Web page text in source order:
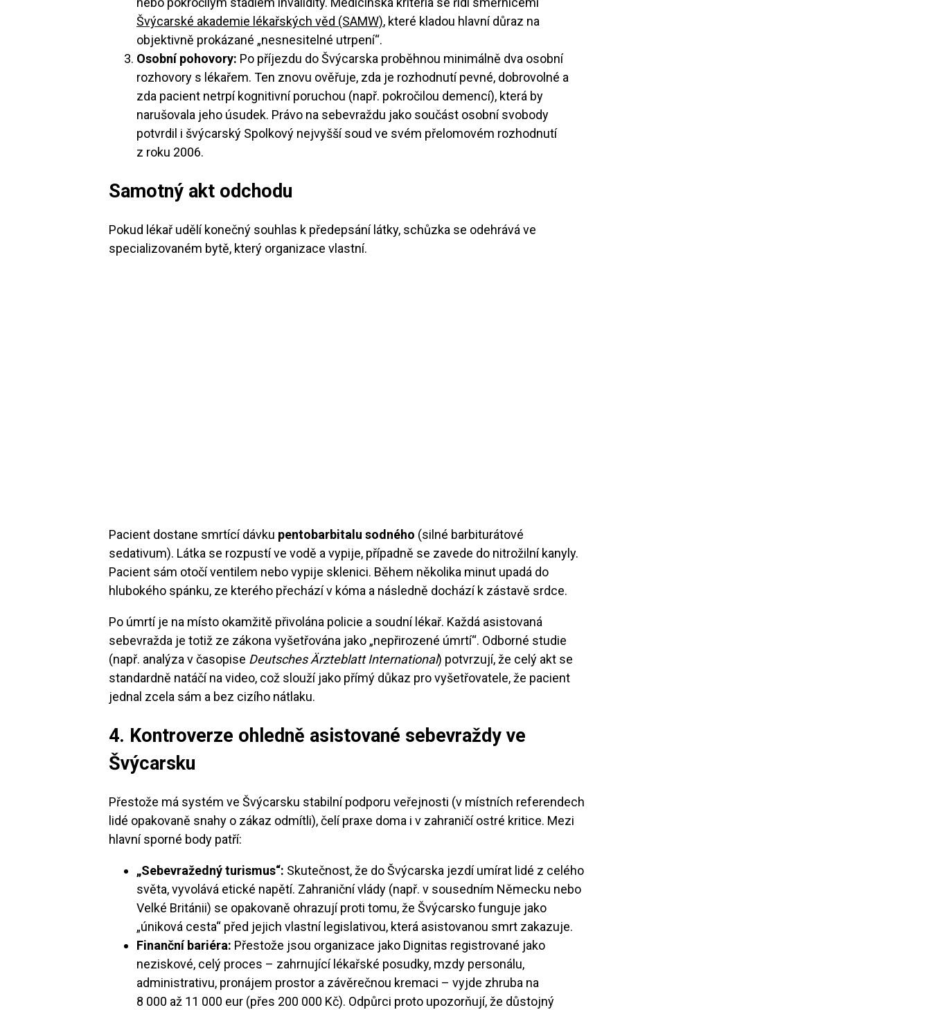
Švýcarské akademie lékařských věd (SAMW), které kladou hlavní důraz na
objektivně prokázané „nesnesitelné utrpení“.
Osobní pohovory: Po příjezdu do Švýcarska proběhnou minimálně dva osobní
rozhovory s lékařem. Ten znovu ověřuje, zda je rozhodnutí pevné, dobrovolné a
zda pacient netrpí kognitivní poruchou (např. pokročilou demencí), která by
narušovala jeho úsudek. Právo na sebevraždu jako součást osobní svobody
potvrdil i švýcarský Spolkový nejvyšší soud ve svém přelomovém rozhodnutí
z roku 2006.
Samotný akt odchodu
Pokud lékař udělí konečný souhlas k předepsání látky, schůzka se odehrává ve
specializovaném bytě, který organizace vlastní.
Pacient dostane smrtící dávku pentobarbitalu sodného (silné barbiturátové
sedativum). Látka se rozpustí ve vodě a vypije, případně se zavede do nitrožilní kanyly.
Pacient sám otočí ventilem nebo vypije sklenici. Během několika minut upadá do
hlubokého spánku, ze kterého přechází v kóma a následně dochází k zástavě srdce.
Po úmrtí je na místo okamžitě přivolána policie a soudní lékař. Každá asistovaná
sebevražda je totiž ze zákona vyšetřována jako „nepřirozené úmrtí“. Odborné studie
(např. analýza v časopise Deutsches Ärzteblatt International) potvrzují, že celý akt se
standardně natáčí na video, což slouží jako přímý důkaz pro vyšetřovatele, že pacient
jednal zcela sám a bez cizího nátlaku.
4. Kontroverze ohledně asistované sebevraždy ve
Švýcarsku
Přestože má systém ve Švýcarsku stabilní podporu veřejnosti (v místních referendech
lidé opakovaně snahy o zákaz odmítli), čelí praxe doma i v zahraničí ostré kritice. Mezi
hlavní sporné body patří:
„Sebevražedný turismus“: Skutečnost, že do Švýcarska jezdí umírat lidé z celého
světa, vyvolává etické napětí. Zahraniční vlády (např. v sousedním Německu nebo
Velké Británii) se opakovaně ohrazují proti tomu, že Švýcarsko funguje jako
„úniková cesta“ před jejich vlastní legislativou, která asistovanou smrt zakazuje.
Finanční bariéra: Přestože jsou organizace jako Dignitas registrované jako
neziskové, celý proces – zahrnující lékařské posudky, mzdy personálu,
administrativu, pronájem prostor a závěrečnou kremaci – vyjde zhruba na
8 000 až 11 000 eur (přes 200 000 Kč). Odpůrci proto upozorňují, že důstojný